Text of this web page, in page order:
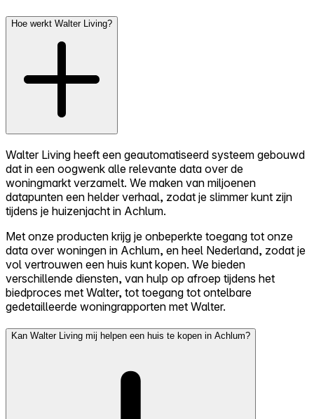
Hoe werkt Walter Living?
Walter Living heeft een geautomatiseerd systeem gebouwd
dat in een oogwenk alle relevante data over de
woningmarkt verzamelt. We maken van miljoenen
datapunten een helder verhaal, zodat je slimmer kunt zijn
tijdens je huizenjacht in Achlum.
Met onze producten krijg je onbeperkte toegang tot onze
data over woningen in Achlum, en heel Nederland, zodat je
vol vertrouwen een huis kunt kopen. We bieden
verschillende diensten, van hulp op afroep tijdens het
biedproces met Walter, tot toegang tot ontelbare
gedetailleerde woningrapporten met Walter.
Kan Walter Living mij helpen een huis te kopen in Achlum?